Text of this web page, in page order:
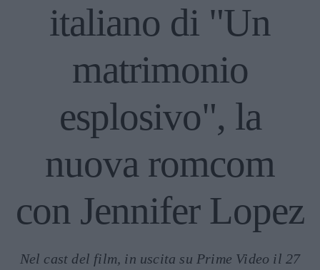
italiano di "Un
matrimonio
esplosivo", la
nuova romcom
con Jennifer Lopez
Nel cast del film, in uscita su Prime Video il 27